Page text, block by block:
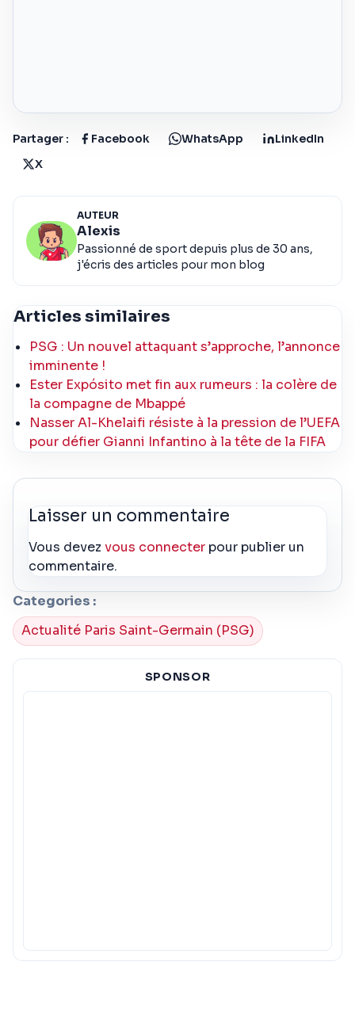
Partager : Facebook WhatsApp
LinkedIn
X
AUTEUR
Alexis
Passionné de sport depuis plus de 30 ans,
j'écris des articles pour mon blog
Articles similaires
PSG : Un nouvel attaquant s’approche, l’annonce
imminente !
Ester Expósito met fin aux rumeurs : la colère de
la compagne de Mbappé
Nasser Al-Khelaifi résiste à la pression de l’UEFA
pour défier Gianni Infantino à la tête de la FIFA
Laisser un commentaire
Vous devezvous connecter pour publier un
commentaire.
Categories :
Actualité Paris Saint-Germain (PSG)
SPONSOR